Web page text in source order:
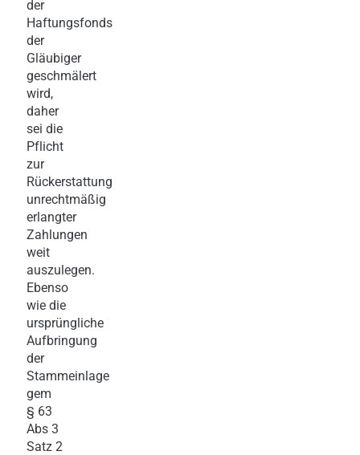
der
Haftungsfonds
der
Gläubiger
geschmälert
wird,
daher
sei die
Pflicht
zur
Rückerstattung
unrechtmäßig
erlangter
Zahlungen
weit
auszulegen.
Ebenso
wie die
ursprüngliche
Aufbringung
der
Stammeinlage
gem
§ 63
Abs 3
Satz 2